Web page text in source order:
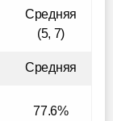
Средняя
(5, 7)
Средняя
77.6%